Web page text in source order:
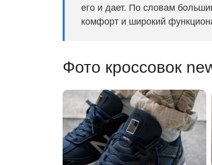
его и дает. По словам
комфорт и широкий
Фото кроссовок